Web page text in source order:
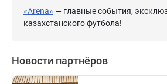
«Arena» — главные события,
казахстанского футбола!